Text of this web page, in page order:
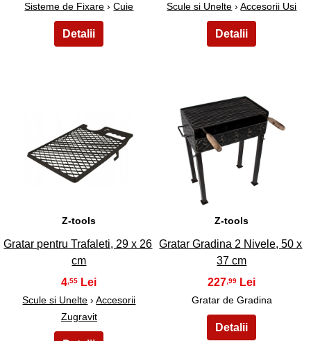
Sisteme de Fixare ›Cuie Scule si Unelte ›Accesorii Usi
15
Z-tools
Gratar pentru Trafaleti, 29 x 26
cm
4 ,55
Scule si Unelte ›Accesorii
Zugravit
16
Z-tools
Gratar Gradina 2 Nivele, 50 x
37 cm
227 ,99
Gratar de Gradina